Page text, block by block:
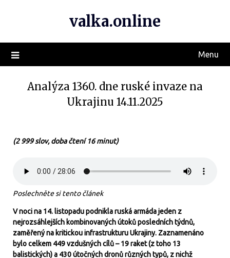
valka.online
Menu
Analýza 1360. dne ruské invaze na
Ukrajinu 14.11.2025
(2 999 slov, doba čtení 16 minut)
Poslechněte si tento článek
V noci na 14. listopadu podnikla ruská armáda jeden z
nejrozsáhlejších kombinovaných útoků posledních týdnů,
zaměřený na kritickou infrastrukturu Ukrajiny. Zaznamenáno
bylo celkem 449 vzdušných cílů – 19 raket (z toho 13
balistických) a 430 útočných dronů různých typů, z nichž